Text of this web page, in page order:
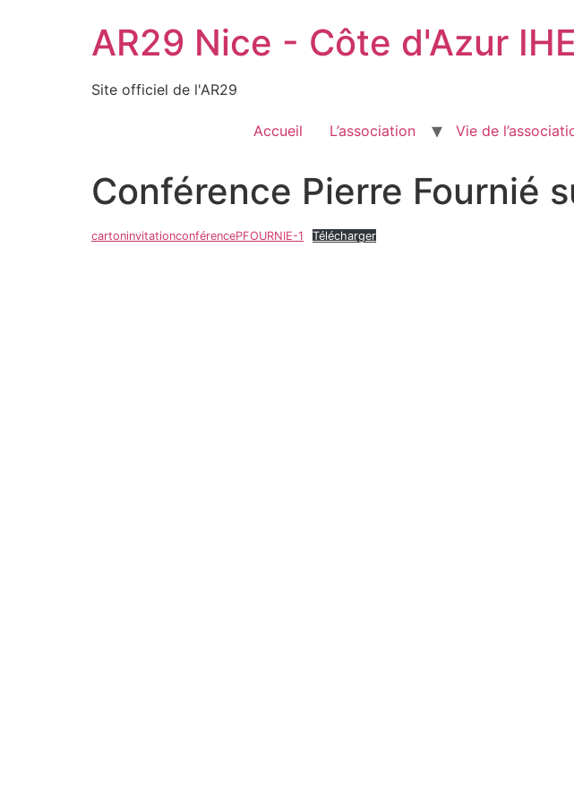
AR29 Nice - Côte d'Azur
Site officiel de l'AR29
Accueil L’association Vie de
Conférence Pierre Fournié
cartoninvitationconférencePFOURNIE-1 Télécharger